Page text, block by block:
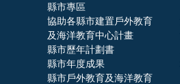
縣市專區
協助各縣市建置戶外教育
及海洋教育中心計畫
縣市歷年計劃書
縣市年度成果
縣市戶外教育及海洋教育